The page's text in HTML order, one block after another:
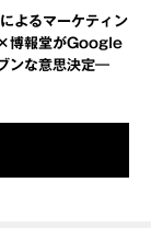
よるマーケティン
博報堂がGoogle
ンな意思決定―